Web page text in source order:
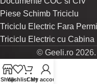
Piese Schimb Triciclu
Triciclu Electric Fara
Triciclu Electric cu Cabina
© Geeli.ro 2026.
ShopWishlistCart
My account